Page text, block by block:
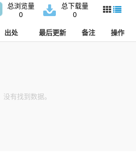
总浏览量
0
总下载量
0
出处 最后更新 备注 操作
没有找到数据。